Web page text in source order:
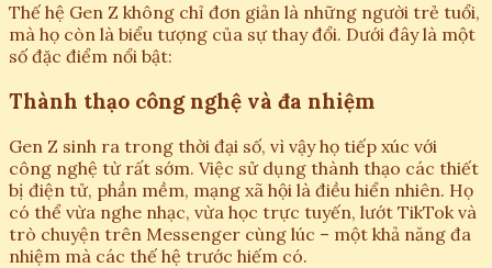
Thế hệ Gen Z không chỉ đơn giản là những người trẻ tuổi,
mà họ còn là biểu tượng của sự thay đổi. Dưới đây là một
số đặc điểm nổi bật:
Thành thạo công nghệ và đa nhiệm
Gen Z sinh ra trong thời đại số, vì vậy họ tiếp xúc với
công nghệ từ rất sớm. Việc sử dụng thành thạo các thiết
bị điện tử, phần mềm, mạng xã hội là điều hiển nhiên. Họ
có thể vừa nghe nhạc, vừa học trực tuyến, lướt TikTok và
trò chuyện trên Messenger cùng lúc – một khả năng đa
nhiệm mà các thế hệ trước hiếm có.